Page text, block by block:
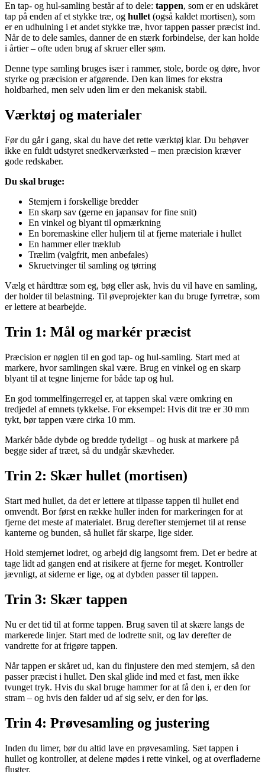
En tap- og hul-samling består af to dele: tappen, som er en udskåret
tap på enden af et stykke træ, og hullet(også kaldet mortisen), som
er en udhulning i et andet stykke træ, hvor tappen passer præcist ind.
Når de to dele samles, danner de en stærk forbindelse, der kan holde
i årtier – ofte uden brug af skruer eller søm.
Denne type samling bruges især i rammer, stole, borde og døre, hvor
styrke og præcision er afgørende. Den kan limes for ekstra
holdbarhed, men selv uden lim er den mekanisk stabil.
Værktøj og materialer
Før du går i gang, skal du have det rette værktøj klar. Du behøver
ikke en fuldt udstyret snedkerværksted – men præcision kræver
gode redskaber.
Du skal bruge:
Stemjern i forskellige bredder
En skarp sav (gerne en japansav for fine snit)
En vinkel og blyant til opmærkning
En boremaskine eller huljern til at fjerne materiale i hullet
En hammer eller træklub
Trælim (valgfrit, men anbefales)
Skruetvinger til samling og tørring
Vælg et hårdttræ som eg, bøg eller ask, hvis du vil have en samling,
der holder til belastning. Til øveprojekter kan du bruge fyrretræ, som
er lettere at bearbejde.
Trin 1: Mål og markér præcist
Præcision er nøglen til en god tap- og hul-samling. Start med at
markere, hvor samlingen skal være. Brug en vinkel og en skarp
blyant til at tegne linjerne for både tap og hul.
En god tommelfingerregel er, at tappen skal være omkring en
tredjedel af emnets tykkelse. For eksempel: Hvis dit træ er 30 mm
tykt, bør tappen være cirka 10 mm.
Markér både dybde og bredde tydeligt – og husk at markere på
begge sider af træet, så du undgår skævheder.
Trin 2: Skær hullet (mortisen)
Start med hullet, da det er lettere at tilpasse tappen til hullet end
omvendt. Bor først en række huller inden for markeringen for at
fjerne det meste af materialet. Brug derefter stemjernet til at rense
kanterne og bunden, så hullet får skarpe, lige sider.
Hold stemjernet lodret, og arbejd dig langsomt frem. Det er bedre at
tage lidt ad gangen end at risikere at fjerne for meget. Kontroller
jævnligt, at siderne er lige, og at dybden passer til tappen.
Trin 3: Skær tappen
Nu er det tid til at forme tappen. Brug saven til at skære langs de
markerede linjer. Start med de lodrette snit, og lav derefter de
vandrette for at frigøre tappen.
Når tappen er skåret ud, kan du finjustere den med stemjern, så den
passer præcist i hullet. Den skal glide ind med et fast, men ikke
tvunget tryk. Hvis du skal bruge hammer for at få den i, er den for
stram – og hvis den falder ud af sig selv, er den for løs.
Trin 4: Prøvesamling og justering
Inden du limer, bør du altid lave en prøvesamling. Sæt tappen i
hullet og kontroller, at delene mødes i rette vinkel, og at overfladerne
flugter.